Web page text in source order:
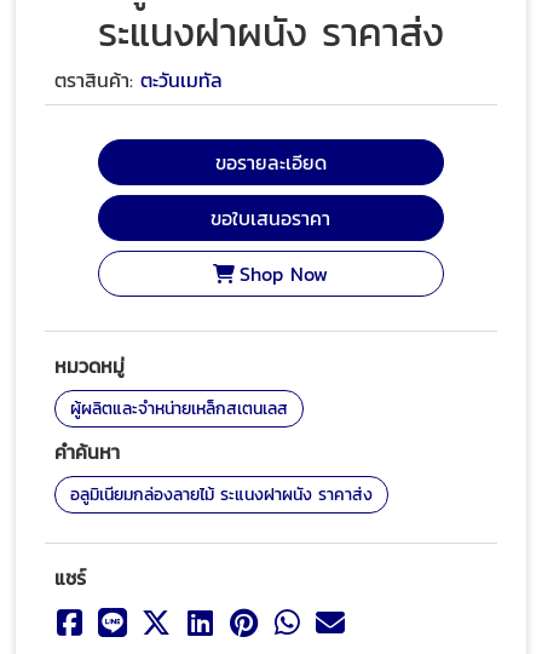
ระแนงฝาผนัง ราคาส่ง
ตราสินค้า: ตะวันเมทัล
ขอรายละเอียด
ขอใบเสนอราคา
Shop Now
หมวดหมู่
ผู้ผลิตและจำหน่ายเหล็กสเตนเลส
คำค้นหา
อลูมิเนียมกล่องลายไม้ ระแนงฝาผนัง ราคาส่ง
แชร์